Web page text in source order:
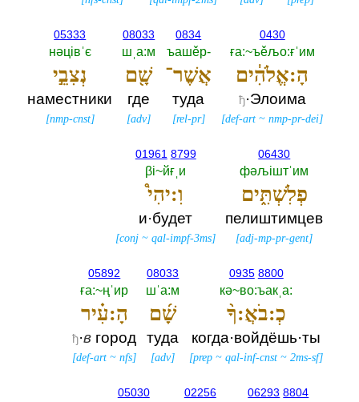
0430
ға:~ъěљо:ғˈим
הָ:אֱלֹהִ֔ים
ђ·Элоима
[def-art ~nmp-pr-dei]
0834
ъашěр-‎
אֲשֶׁר־
туда
[rel-pr]
08033
шˌа:м
שָׁ֖ם
где
[adv]
05333
нәцiвˈє
נְצִבֵ֣י
наместники
[nmp-cnst]
06430
фәљiштˈим
פְלִשְׁתִּ֑ים
пелиштимцев
[adj-mp-pr-gent]
01961 8799
βi~йғˌи
וִ:יהִי֩
и·будет
[conj ~qal-impf-3ms]
0935 8800
кә~во:ъакˌа:‎
כְ:בֹאֲ:ךָ֨
когда·войдёшь·ты
[prep ~qal-inf-cnst ~2ms-sf]
08033
шˈа:м
שָׁ֜ם
туда
[adv]
05892
ға:~ңˈир
הָ:עִ֗יר
ђ·в город
[def-art ~nfs]
06293 8804
02256
05030